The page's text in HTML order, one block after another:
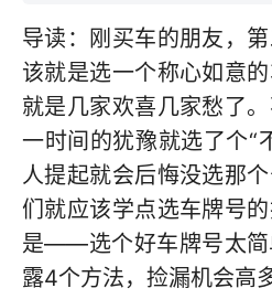
导读：刚买车的朋友，
该就是选一个称心如意
就是几家欢喜几家愁了。
一时间的犹豫就选了个“
人提起就会后悔没选那
们就应该学点选车牌号
是——选个好车牌号太简
露4个方法，捡漏机会高